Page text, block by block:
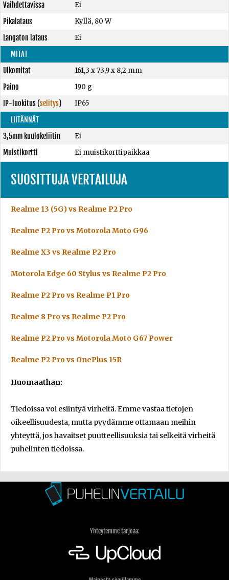
Vaihdettavissa
Ei
Pikalataus
Kyllä, 80 W
Langaton lataus
Ei
MITAT
Ulkomitat
161,3 x 73,9 x 8,2 mm
Paino
190 g
IP-luokitus(selitys)
IP65
LIITÄNNÄT
3,5mm kuulokeliitin
Ei
Muistikortti
Ei muistikorttipaikkaa
SUOSITTUJA VERTAILUJA
Realme 13 (5G) vs Realme P2 Pro
Realme P2 Pro vs Motorola Moto G96
Realme X3 vs Realme P2 Pro
Motorola Edge 60 Stylus vs Realme P2 Pro
Realme P2 Pro vs Realme P1 Pro
Realme 8 Pro vs Realme P2 Pro
Realme P2 Pro vs Motorola Moto G67 Power
Realme P2 Pro vs OnePlus 15R
Huomaathan:
Tiedoissa voi esiintyä virheitä. Emme vastaa tietojen
oikeellisuudesta, mutta pyydämme ottamaan meihin
yhteyttä, jos havaitset puutteellisuuksia tai selkeitä virheitä
puhelinten tiedoissa.
Yhteytemme tarjoaa: